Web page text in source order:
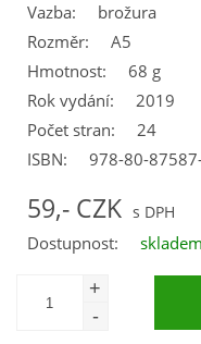
Vazba:
brožura
Rozměr:
A5
Hmotnost:
68 g
Rok vydání:
2019
Počet stran:
24
ISBN:
978-80-
59,- CZK
Dostupnost: skladem